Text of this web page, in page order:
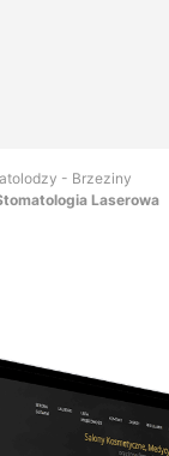
- Brzeziny
Laserowa